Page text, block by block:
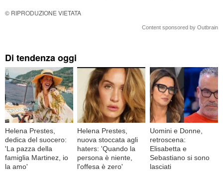
© RIPRODUZIONE VIETATA
Content sponsored by Outbrain
Di tendenza oggi
Helena Prestes,
dedica del suocero:
'La pazza della
famiglia Martinez, io
la amo'
Helena Prestes,
nuova stoccata agli
haters: 'Quando la
persona è niente,
l'offesa è zero'
Uomini e Donne,
retroscena:
Elisabetta e
Sebastiano si sono
lasciati